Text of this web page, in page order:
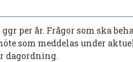
per år. Frågor som ska
som meddelas under
dagordning.